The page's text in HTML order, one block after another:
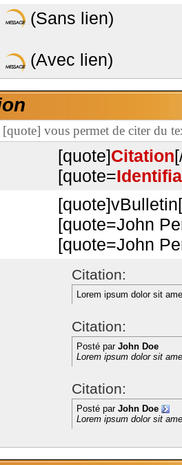
(Sans lien)
(Avec lien)
vous permet de citer du
[quote]Citation
[quote=
[quote=John
[quote=John
Citation:
Lorem ipsum dolor sit
Citation:
Posté par John Doe
Lorem ipsum dolor sit
Citation:
Posté par John Doe
Lorem ipsum dolor sit